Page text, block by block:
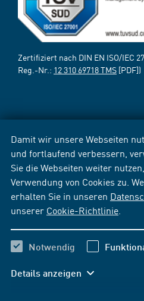
Damit wir unsere Webseiten
und fortlaufend verbessern,
Sie die Webseiten weiter
Verwendung von Cookies zu.
erhalten Sie in unseren
unserer Cookie-Richtlinie
Notwendig
Details anzeigen
Zertifiziert nach DIN EN ISO/IEC
Reg.-Nr.: 12 310 69718 TMS [PDF])